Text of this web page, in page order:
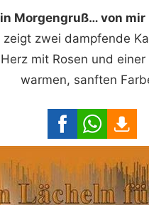
Morgengruß… von
zeigt zwei dampfende
mit Rosen und
warmen, sanften